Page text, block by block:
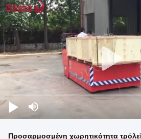
Προσαρμοσμένη χωρητικότητα